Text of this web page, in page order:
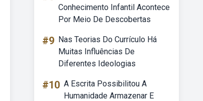
Conhecimento Infantil Acontece
Por Meio De Descobertas
#9 Nas Teorias Do Currículo Há
Muitas Influências De
Diferentes Ideologias
#10 A Escrita Possibilitou A
Humanidade Armazenar E